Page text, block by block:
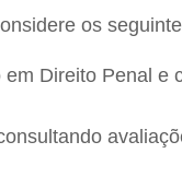
os
Direito Penal e